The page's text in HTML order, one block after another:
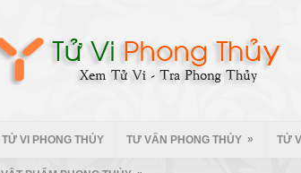
TỬ VI PHONG THỦY TƯ VẤN PHONG THỦY » TỬ VI